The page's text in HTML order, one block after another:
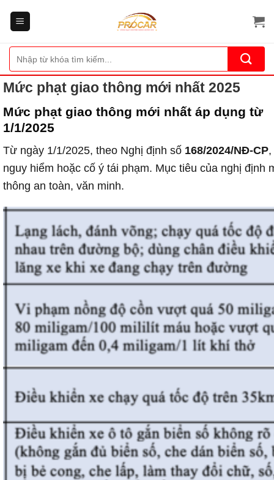
kiếm:
Mức phạt giao thông mới nhất 2025
Mức phạt giao thông mới nhất áp dụng từ
1/1/2025
Từ ngày 1/1/2025, theo Nghị định số 168/2024/NĐ-CP
nguy hiểm hoặc cố ý tái phạm. Mục tiêu của nghị
thông an toàn, văn minh.